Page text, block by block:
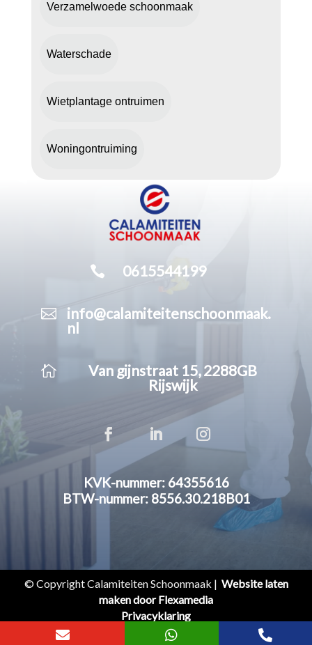
Verzamelwoede schoonmaak
Waterschade
Wietplantage ontruimen
Woningontruiming
 0615544199

info@calamiteitenschoonmaak.
nl

Van gijnstraat 15, 2288GB
Rijswijk
KVK-nummer: 64355616
BTW-nummer: 8556.30.218B01
© Copyright Calamiteiten Schoonmaak | Website laten
maken door Flexamedia
Privacyklaring
  